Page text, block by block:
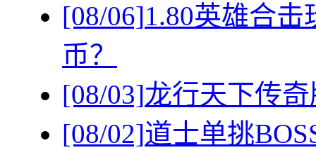
[08/06]1.80英雄合
币？
[08/03]龙行天下传
[08/02]道士单挑